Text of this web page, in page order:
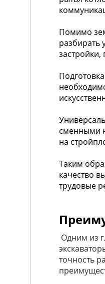
Помимо
разбирать
застройки,
сменными
на
Таким
качество
трудовые
Одним из
точность